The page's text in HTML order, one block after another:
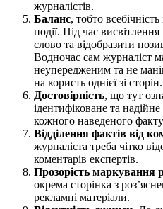
журналістів.
Баланс, тобто
події. Під час
слово та відобразити
Водночас сам журналіст
неупередженим та не
на користь однієї зі сторін.
Достовірність, що тут
ідентифіковане та
кожного наведеного
Відділення фактів від
журналіста треба чітко
коментарів експертів.
Прозорість маркування
окрема сторінка з
рекламні матеріали.